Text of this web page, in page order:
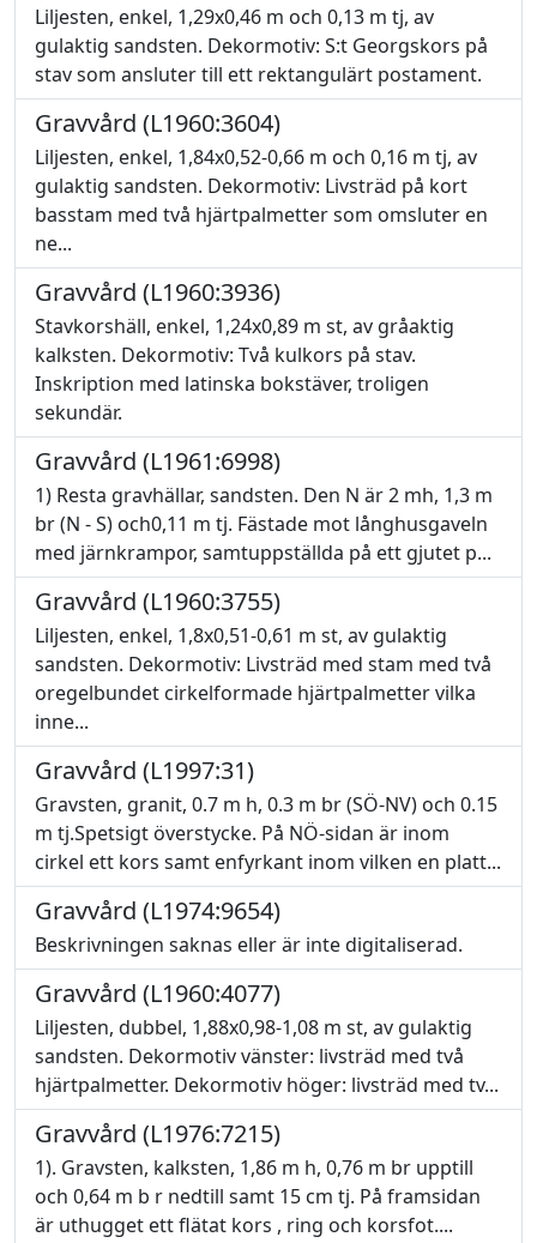
Liljesten, enkel, 1,29x0,46 m och 0,13 m tj, av
gulaktig sandsten. Dekormotiv: S:t Georgskors på
stav som ansluter till ett rektangulärt postament.
Gravvård (L1960:3604)
Liljesten, enkel, 1,84x0,52-0,66 m och 0,16 m tj, av
gulaktig sandsten. Dekormotiv: Livsträd på kort
basstam med två hjärtpalmetter som omsluter en
ne...
Gravvård (L1960:3936)
Stavkorshäll, enkel, 1,24x0,89 m st, av gråaktig
kalksten. Dekormotiv: Två kulkors på stav.
Inskription med latinska bokstäver, troligen
sekundär.
Gravvård (L1961:6998)
1) Resta gravhällar, sandsten. Den N är 2 mh, 1,3 m
br (N - S) och0,11 m tj. Fästade mot långhusgaveln
med järnkrampor, samtuppställda på ett gjutet p...
Gravvård (L1960:3755)
Liljesten, enkel, 1,8x0,51-0,61 m st, av gulaktig
sandsten. Dekormotiv: Livsträd med stam med två
oregelbundet cirkelformade hjärtpalmetter vilka
inne...
Gravvård (L1997:31)
Gravsten, granit, 0.7 m h, 0.3 m br (SÖ-NV) och 0.15
m tj.Spetsigt överstycke. På NÖ-sidan är inom
cirkel ett kors samt enfyrkant inom vilken en platt...
Gravvård (L1974:9654)
Beskrivningen saknas eller är inte digitaliserad.
Gravvård (L1960:4077)
Liljesten, dubbel, 1,88x0,98-1,08 m st, av gulaktig
sandsten. Dekormotiv vänster: livsträd med två
hjärtpalmetter. Dekormotiv höger: livsträd med tv...
Gravvård (L1976:7215)
1). Gravsten, kalksten, 1,86 m h, 0,76 m br upptill
och 0,64 m b r nedtill samt 15 cm tj. På framsidan
är uthugget ett flätat kors , ring och korsfot....